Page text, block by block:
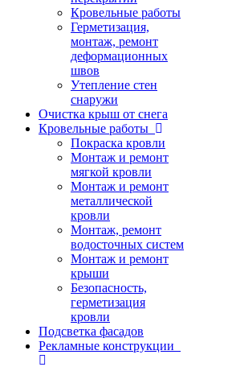
Кровельные работы
Герметизация,
монтаж, ремонт
деформационных
швов
Утепление стен
снаружи
Очистка крыш от снега
Кровельные работы
Покраска кровли
Монтаж и ремонт
мягкой кровли
Монтаж и ремонт
металлической
кровли
Монтаж, ремонт
водосточных систем
Монтаж и ремонт
крыши
Безопасность,
герметизация
кровли
Подсветка фасадов
Рекламные конструкции